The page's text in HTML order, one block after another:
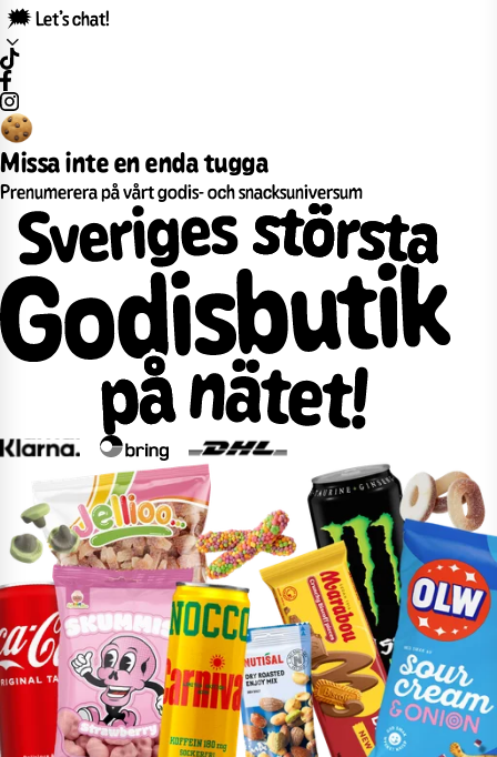
🗯️ Let’s chat!
Missa inte en enda tugga
Prenumerera på vårt godis- och snacksuniversum